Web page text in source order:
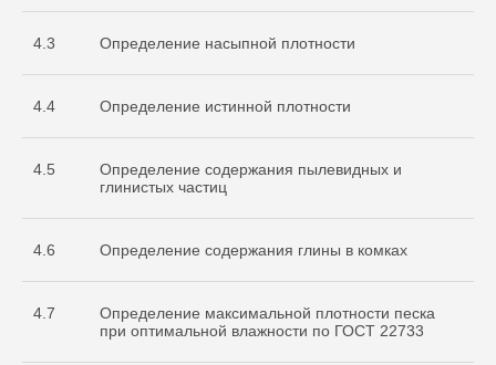
4.3 Определение насыпной плотности
4.4 Определение истинной плотности
4.5
Определение содержания пылевидных и
глинистых частиц
4.6 Определение содержания глины в комках
4.7
Определение максимальной плотности песка
при оптимальной влажности по ГОСТ 22733